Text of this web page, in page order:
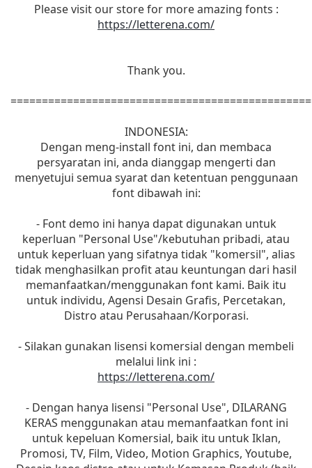
Please visit our store for more amazing fonts :
https://letterena.com/
Thank you.
INDONESIA:
Dengan meng-install font ini, dan membaca
persyaratan ini, anda dianggap mengerti dan
menyetujui semua syarat dan ketentuan penggunaan
font dibawah ini:
- Font demo ini hanya dapat digunakan untuk
keperluan "Personal Use"/kebutuhan pribadi, atau
untuk keperluan yang sifatnya tidak "komersil", alias
tidak menghasilkan profit atau keuntungan dari hasil
memanfaatkan/menggunakan font kami. Baik itu
untuk individu, Agensi Desain Grafis, Percetakan,
Distro atau Perusahaan/Korporasi.
- Silakan gunakan lisensi komersial dengan membeli
melalui link ini :
https://letterena.com/
- Dengan hanya lisensi "Personal Use", DILARANG
KERAS menggunakan atau memanfaatkan font ini
untuk kepeluan Komersial, baik itu untuk Iklan,
Promosi, TV, Film, Video, Motion Graphics, Youtube,